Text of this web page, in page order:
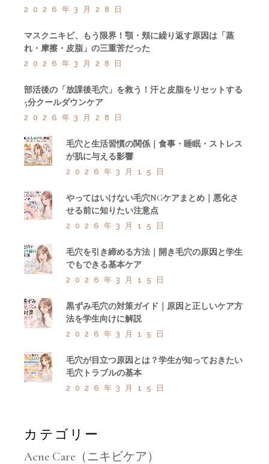
2026年3月28日
マスクニキビ、もう限界！顎・頬に繰り返す原因は「蒸
れ・摩擦・皮脂」の三重苦だった
2026年3月28日
部活後の「放課後毛穴」を救う！汗と皮脂をリセットする
5分クールダウンケア
2026年3月28日
毛穴と生活習慣の関係｜食事・睡眠・ストレス
が肌に与える影響
2026年3月15日
やってはいけない毛穴NGケアまとめ｜悪化さ
せる前に知りたい注意点
2026年3月15日
毛穴を引き締める方法｜開き毛穴の原因と学生
でもできる基本ケア
2026年3月15日
黒ずみ毛穴の対策ガイド｜原因と正しいケア方
法を学生向けに解説
2026年3月15日
毛穴が目立つ原因とは？学生が知っておきたい
毛穴トラブルの基本
2026年3月15日
カテゴリー
Acne Care（ニキビケア）